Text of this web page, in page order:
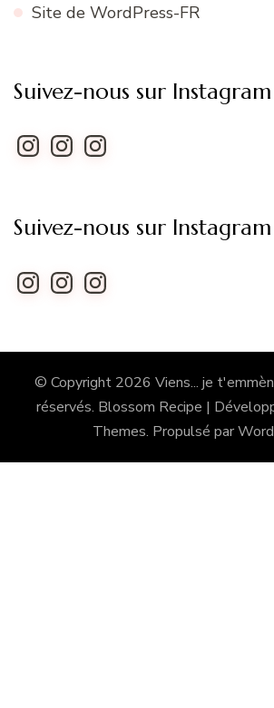
Site de WordPress-FR
Suivez-nous sur
Instagram
InstagramInstagram
Suivez-nous sur
Instagram
InstagramInstagram
© Copyright 2026 Viens... je
réservés. Blossom Recipe |
Themes. Propulsé par